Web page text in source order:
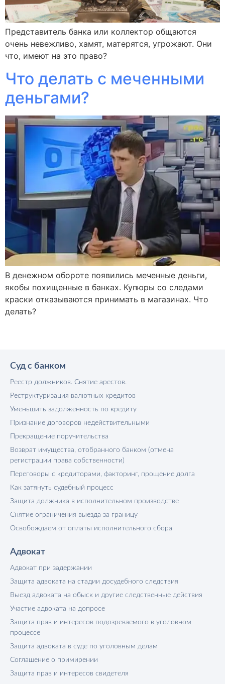
Представитель банка или коллектор общаются
очень невежливо, хамят, матерятся, угрожают. Они
что, имеют на это право?
Что делать с меченными
деньгами?
В денежном обороте появились меченные деньги,
якобы похищенные в банках. Купюры со следами
краски отказываются принимать в магазинах. Что
делать?
Суд с банком
Реестр должников. Снятие арестов.
Реструктуризация валютных кредитов
Уменьшить задолженность по кредиту
Признание договоров недействительными
Прекращение поручительства
Возврат имущества, отобранного банком (отмена
регистрации права собственности)
Переговоры с кредиторами, факторинг, прощение долга
Как затянуть судебный процесс
Защита должника в исполнительном производстве
Снятие ограничения выезда за границу
Освобождаем от оплаты исполнительного сбора
Адвокат
Адвокат при задержании
Защита адвоката на стадии досудебного следствия
Выезд адвоката на обыск и другие следственные действия
Участие адвоката на допросе
Защита прав и интересов подозреваемого в уголовном
процессе
Защита адвоката в суде по уголовным делам
Соглашение о примирении
Защита прав и интересов свидетеля